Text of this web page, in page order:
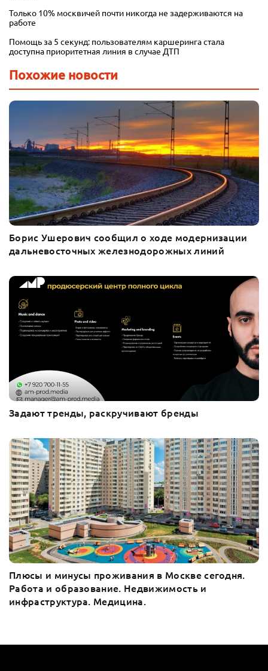
Только 10% москвичей почти никогда не задерживаются на
работе
Помощь за 5 секунд: пользователям каршеринга стала
доступна приоритетная линия в случае ДТП
Похожие новости
Борис Ушерович сообщил о ходе модернизации
дальневосточных железнодорожных линий
Задают тренды, раскручивают бренды
Плюсы и минусы проживания в Москве сегодня.
Работа и образование. Недвижимость и
инфраструктура. Медицина.